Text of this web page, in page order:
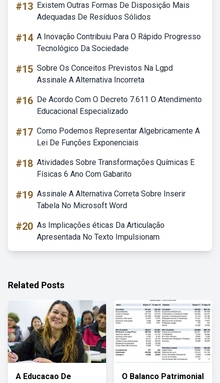
#13 Existem Outras Formas De Disposição Mais
Adequadas De Resíduos Sólidos
#14 A Inovação Contribuiu Para O Rápido Progresso
Tecnológico Da Sociedade
#15 Sobre Os Conceitos Previstos Na Lgpd
Assinale A Alternativa Incorreta
#16 De Acordo Com O Decreto 7.611 O Atendimento
Educacional Especializado
#17 Como Podemos Representar Algebricamente A
Lei De Funções Exponenciais
#18 Atividades Sobre Transformações Químicas E
Físicas 6 Ano Com Gabarito
#19 Assinale A Alternativa Correta Sobre Inserir
Tabela No Microsoft Word
#20 As Implicações éticas Da Articulação
Apresentada No Texto Impulsionam
Related Posts
A Educacao De
O Balanco Patrimonial